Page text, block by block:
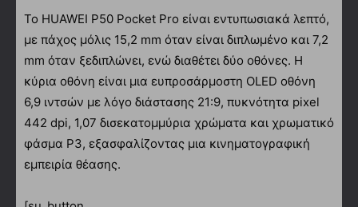
Το HUAWEI P50 Pocket Pro είναι εντυπωσιακά λεπτό,
με πάχος μόλις 15,2 mm όταν είναι διπλωμένο και 7,2
mm όταν ξεδιπλώνει, ενώ διαθέτει δύο οθόνες. Η
κύρια οθόνη είναι μια ευπροσάρμοστη OLED οθόνη
6,9 ιντσών με λόγο διάστασης 21:9, πυκνότητα pixel
442 dpi, 1,07 δισεκατομμύρια χρώματα και χρωματικό
φάσμα P3, εξασφαλίζοντας μια κινηματογραφική
εμπειρία θέασης.